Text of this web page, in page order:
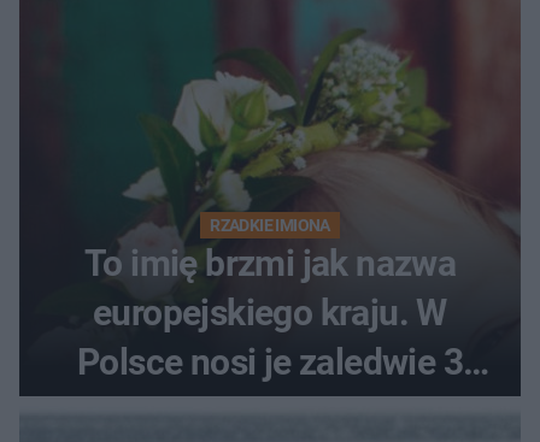
RZADKIE IMIONA
To imię brzmi jak nazwa
europejskiego kraju. W
Polsce nosi je zaledwie 3
kobiety